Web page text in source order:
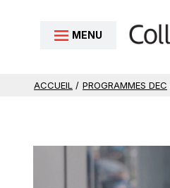
MENU
ACCUEIL / PROGRAMMES DEC